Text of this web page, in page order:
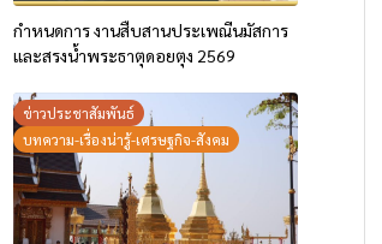
กำหนดการ งานสืบสานประเพณีนมัสการ
และสรงน้ำพระธาตุดอยตุง 2569
ข่าวประชาสัมพันธ์
บทความ-เรื่องน่ารู้-เศรษฐกิจ-สังคม